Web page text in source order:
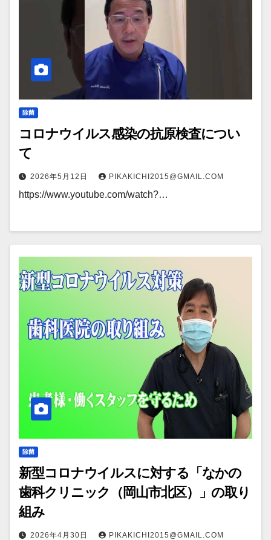
除菌
コロナウイルス感染の抗原検査につい
て
2026年5月12日 PIKAKICHI2015@GMAIL.COM
https://www.youtube.com/watch?…
除菌
新型コロナウイルスに対する「なかの
歯科クリニック（岡山市北区）」の取り
組み
2026年4月30日 PIKAKICHI2015@GMAIL.COM